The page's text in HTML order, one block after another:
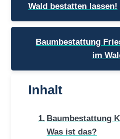
Wald bestatten lassen!
Baumbestattung
im
Inhalt
Baumbestattung
Was ist das?